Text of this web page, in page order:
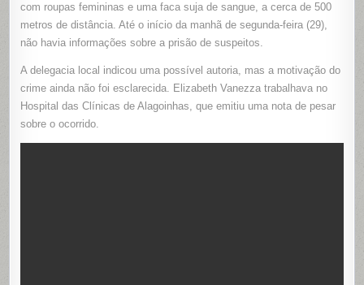
com roupas femininas e uma faca suja de sangue, a cerca de 500
metros de distância. Até o início da manhã de segunda-feira (29),
não havia informações sobre a prisão de suspeitos.
A delegacia local indicou uma possível autoria, mas a motivação do
crime ainda não foi esclarecida. Elizabeth Vanezza trabalhava no
Hospital das Clínicas de Alagoinhas, que emitiu uma nota de pesar
sobre o ocorrido.